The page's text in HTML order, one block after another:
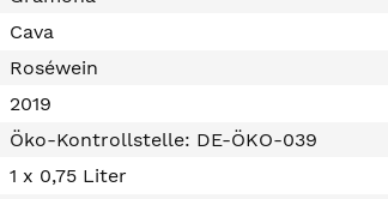
Cava
Roséwein
2019
Öko-Kontrollstelle: DE-ÖKO-039
1 x 0,75 Liter